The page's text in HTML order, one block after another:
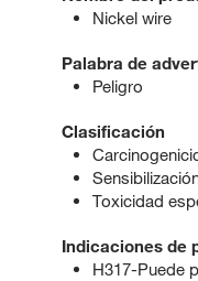
Nickel wire
Palabra de
Peligro
Clasificación
Toxicidad
Indicaciones de
H317-Puede